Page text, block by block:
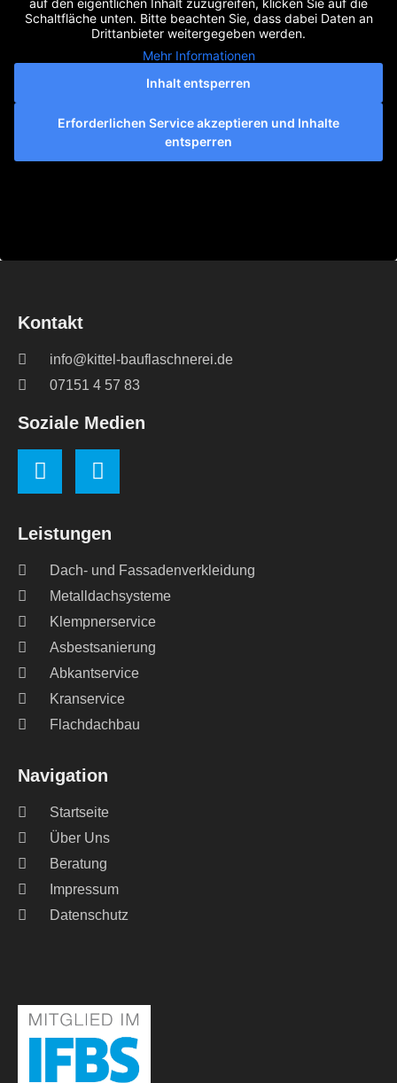
Schaltfläche unten. Bitte beachten Sie, dass dabei Daten an
Drittanbieter weitergegeben werden.
Mehr Informationen
Inhalt entsperren
Erforderlichen Service akzeptieren und Inhalte
entsperren
Navigation
Startseite
Über Uns
Beratung
Impressum
Datenschutz
Leistungen
Dach- und Fassadenverkleidung
Metalldachsysteme
Klempnerservice
Asbestsanierung
Abkantservice
Kranservice
Flachdachbau
Kontakt
info@kittel-bauflaschnerei.de
07151 4 57 83
Soziale Medien